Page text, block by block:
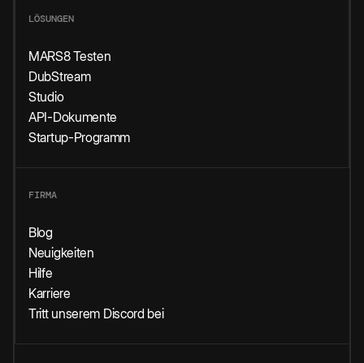
LÖSUNGEN
MARS8 Testen
DubStream
Studio
API-Dokumente
Startup-Programm
FIRMA
Blog
Neuigkeiten
Hilfe
Karriere
Tritt unserem Discord bei